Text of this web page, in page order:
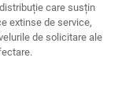
care susțin
extinse de service,
de solicitare ale